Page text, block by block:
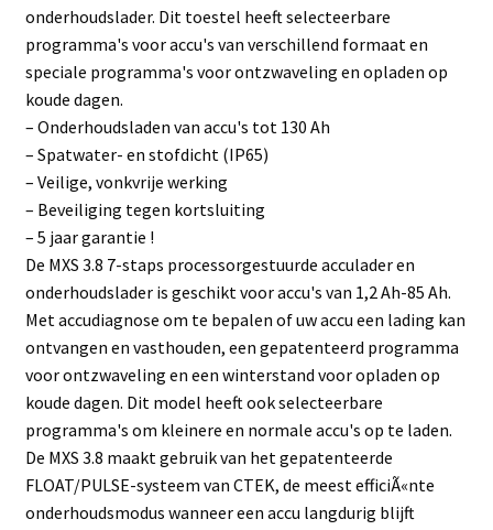
onderhoudslader. Dit toestel heeft selecteerbare
programma's voor accu's van verschillend formaat en
speciale programma's voor ontzwaveling en opladen op
koude dagen.
– Onderhoudsladen van accu's tot 130 Ah
– Spatwater- en stofdicht (IP65)
– Veilige, vonkvrije werking
– Beveiliging tegen kortsluiting
– 5 jaar garantie !
De MXS 3.8 7-staps processorgestuurde acculader en
onderhoudslader is geschikt voor accu's van 1,2 Ah-85 Ah.
Met accudiagnose om te bepalen of uw accu een lading kan
ontvangen en vasthouden, een gepatenteerd programma
voor ontzwaveling en een winterstand voor opladen op
koude dagen. Dit model heeft ook selecteerbare
programma's om kleinere en normale accu's op te laden.
De MXS 3.8 maakt gebruik van het gepatenteerde
FLOAT/PULSE-systeem van CTEK, de meest efficiÃ«nte
onderhoudsmodus wanneer een accu langdurig blijft